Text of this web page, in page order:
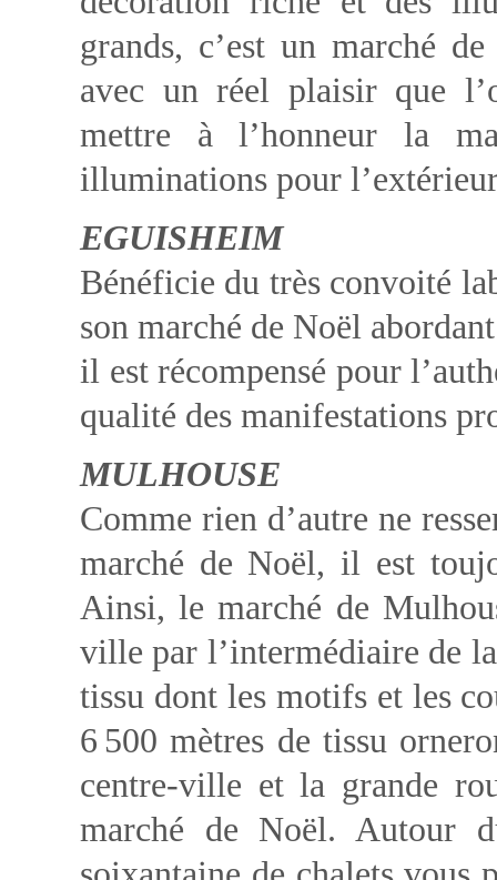
grands, c’est un marché
avec un réel plaisir que
mettre à l’honneur la
illuminations pour
EGUISHEIM
Bénéficie du très convoité
son marché de Noël
il est récompensé pour
qualité des manifestations
MULHOUSE
Comme rien d’autre ne
marché de Noël, il est
Ainsi, le marché de
ville par l’intermédiaire de
tissu dont les motifs et les
6 500 mètres de tissu
centre-ville et la grande
marché de Noël. Autour